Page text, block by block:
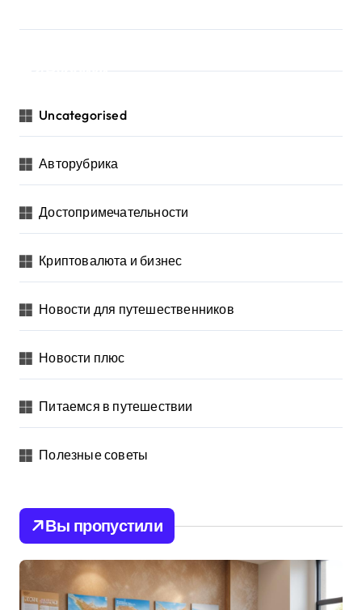
Uncategorised
Авторубрика
Достопримечательности
Криптовалюта и бизнес
Новости для путешественников
Новости плюс
Питаемся в путешествии
Полезные советы
Вы пропустили